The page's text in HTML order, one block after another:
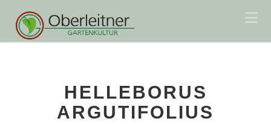
HELLEBORUS
ARGUTIFOLIUS